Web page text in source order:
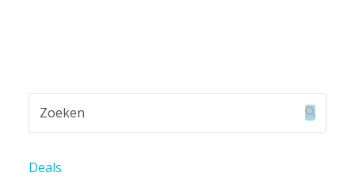
Deals